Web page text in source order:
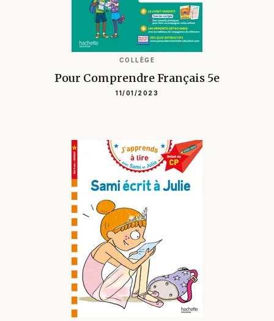
COLLÈGE
Pour Comprendre Français 5e
11/01/2023